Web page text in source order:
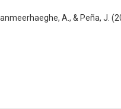
A., & Peña, J.